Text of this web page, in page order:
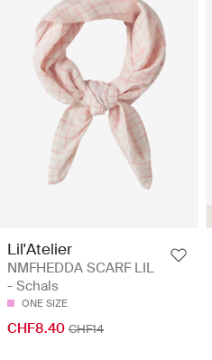
Lil'Atelier
NMFHEDDA SCARF LIL
- Schals
ONE SIZE
CHF8.40 CHF14